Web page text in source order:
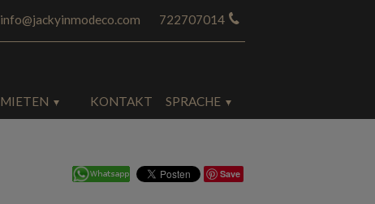
722707014
info@jackyinmodeco.com
MIETEN KONTAKT SPRACHE
Save